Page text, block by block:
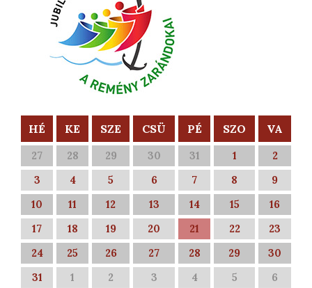
HÉ KE SZE CSÜ PÉ SZO VA
27 28 29 30 31 1
2
3
4 5 6 7 8
9
10
11 12 13 14 15
16
17
18 19 20 21 22
23
24
25 26 27 28 29
30
31
1 2 3 4 5 6